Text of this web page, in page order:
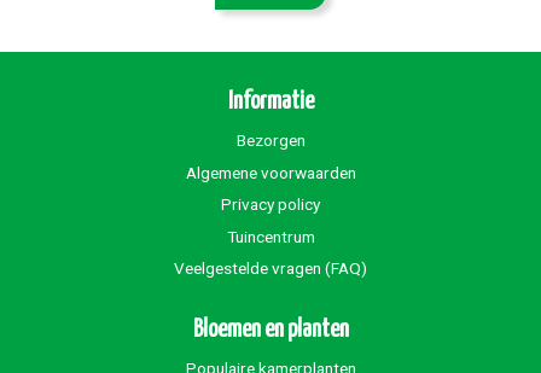
Informatie
Bezorgen
Algemene voorwaarden
Privacy policy
Tuincentrum
Veelgestelde vragen (FAQ)
Bloemen en planten
Populaire kamerplanten